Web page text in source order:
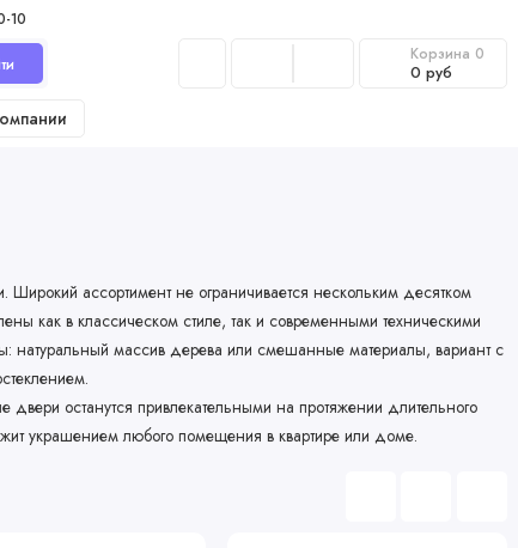
10
Корзина 0
0 руб
ассортимент не ограничивается нескольким десятком
как в классическом стиле, так и современными техническими
массив дерева или смешанные материалы, вариант с
двери останутся привлекательными на протяжении длительного
украшением любого помещения в квартире или доме.